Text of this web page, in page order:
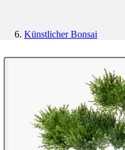
Künstlicher Bonsai